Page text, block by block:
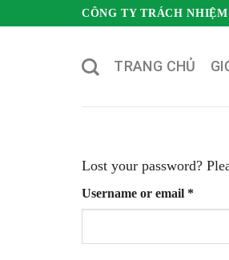
CÔNG TY TRÁCH
TRANG CHỦ
Lost your password?
Username or email *